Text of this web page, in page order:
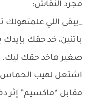
مجرد النقاش:
_يبقى اللي علمتهولك
باتنين، خد حقك
صغير هاخد حقك ليك.
اشتعل لهيب الحماس
مقابل “ماكسيم” إثر